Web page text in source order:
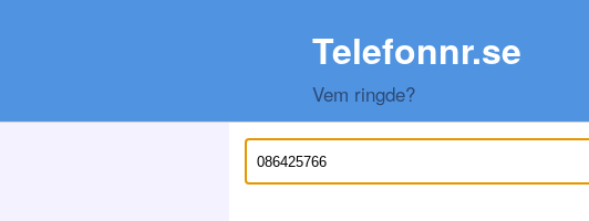
Telefonnr.se
Vem ringde?